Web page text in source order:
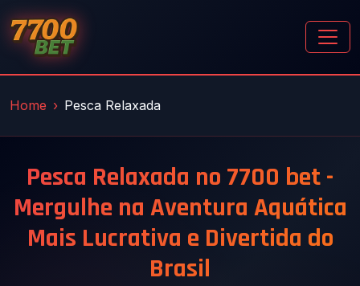
Home Pesca Relaxada
Pesca Relaxada no 7700 bet -
Mergulhe na Aventura Aquática
Mais Lucrativa e Divertida do
Brasil